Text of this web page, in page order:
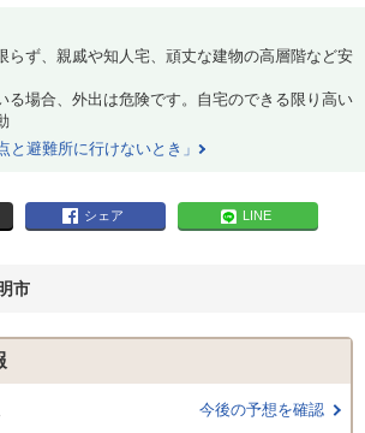
らず、親戚や知人宅、頑丈な建物の高層階など安
る場合、外出は危険です。自宅のできる限り高い
と避難所に行けないとき」
シェア LINE
市
今後の予想を確認